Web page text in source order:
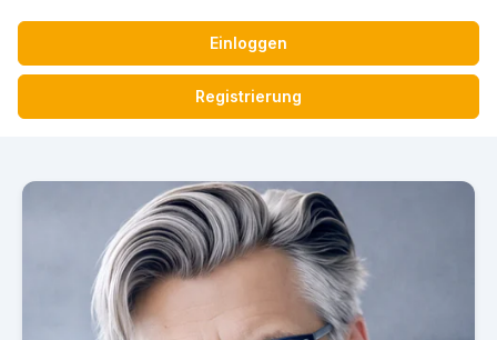
Einloggen
Registrierung